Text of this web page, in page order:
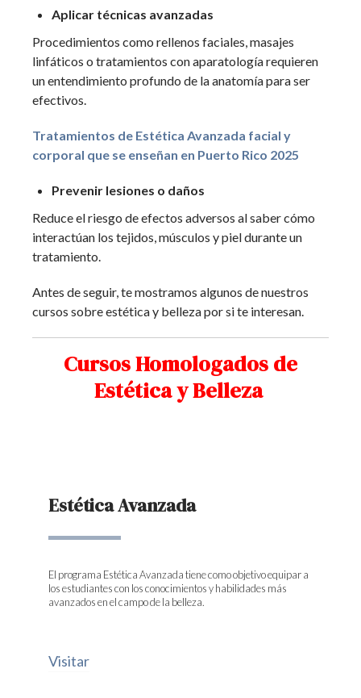
Aplicar técnicas avanzadas
Procedimientos como rellenos faciales, masajes
linfáticos o tratamientos con aparatología requieren
un entendimiento profundo de la anatomía para ser
efectivos.
Tratamientos de Estética Avanzada facial y
corporal que se enseñan en Puerto Rico 2025
Prevenir lesiones o daños
Reduce el riesgo de efectos adversos al saber cómo
interactúan los tejidos, músculos y piel durante un
tratamiento.
Antes de seguir, te mostramos algunos de nuestros
cursos sobre estética y belleza por si te interesan.
Cursos Homologados de
Estética y Belleza
Estética Avanzada
El programa Estética Avanzada tiene como objetivo equipar a
los estudiantes con los conocimientos y habilidades más
avanzados en el campo de la belleza.
Visitar